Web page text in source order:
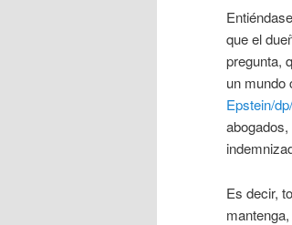
que el
pregunta,
un mundo
Epstein/
Es decir,